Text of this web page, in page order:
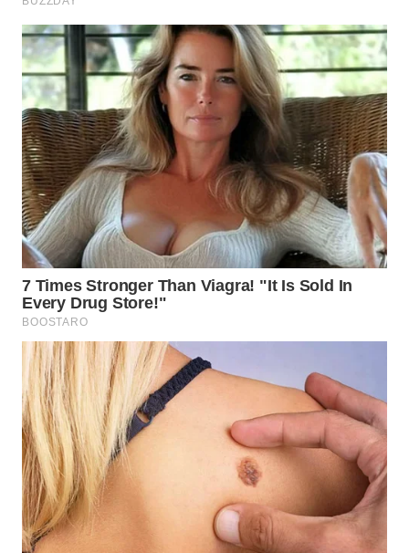
WN
BINJAI
WN
CIREBON
WN
INDRAMAYU
WN
KUNINGAN
WN
MAJALENGKA
WN
SUBANG
WN
SUKABUMI
WN
PURWAKARTA